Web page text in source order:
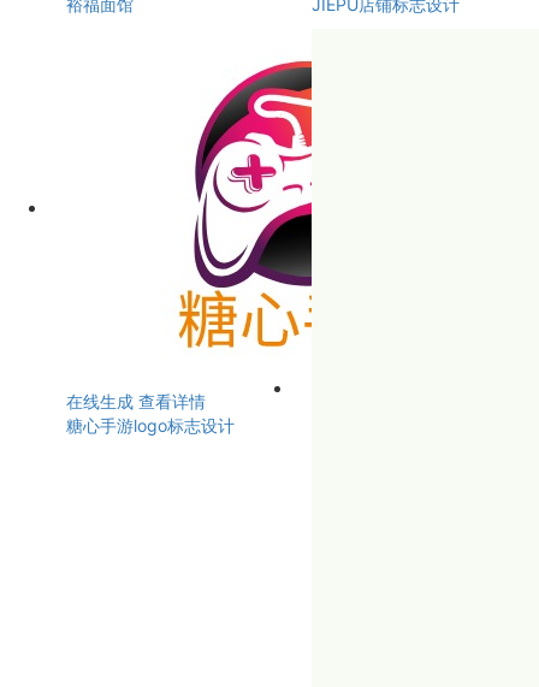
裕福面馆 JIEPU店铺标志设计
在线生成 查看详情
糖心手游logo标志设计